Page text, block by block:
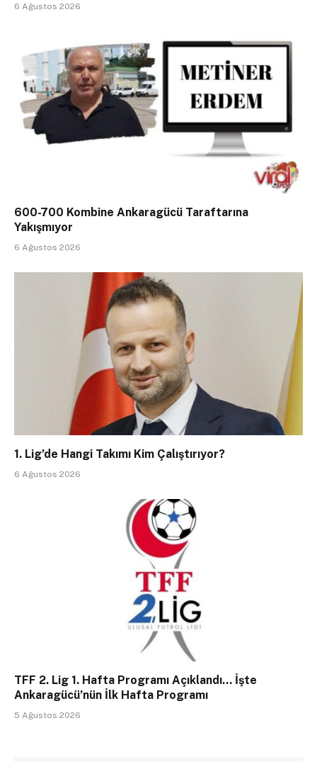
6 Ağustos 2026
600-700 Kombine Ankaragücü Taraftarına
Yakışmıyor
6 Ağustos 2026
1. Lig’de Hangi Takımı Kim Çalıştırıyor?
6 Ağustos 2026
TFF 2. Lig 1. Hafta Programı Açıklandı… İşte
Ankaragücü’nün İlk Hafta Programı
5 Ağustos 2026